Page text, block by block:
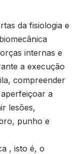
da fisiologia e
internas e
a execução
compreender
a
lesões,
punho e
, isto é, o